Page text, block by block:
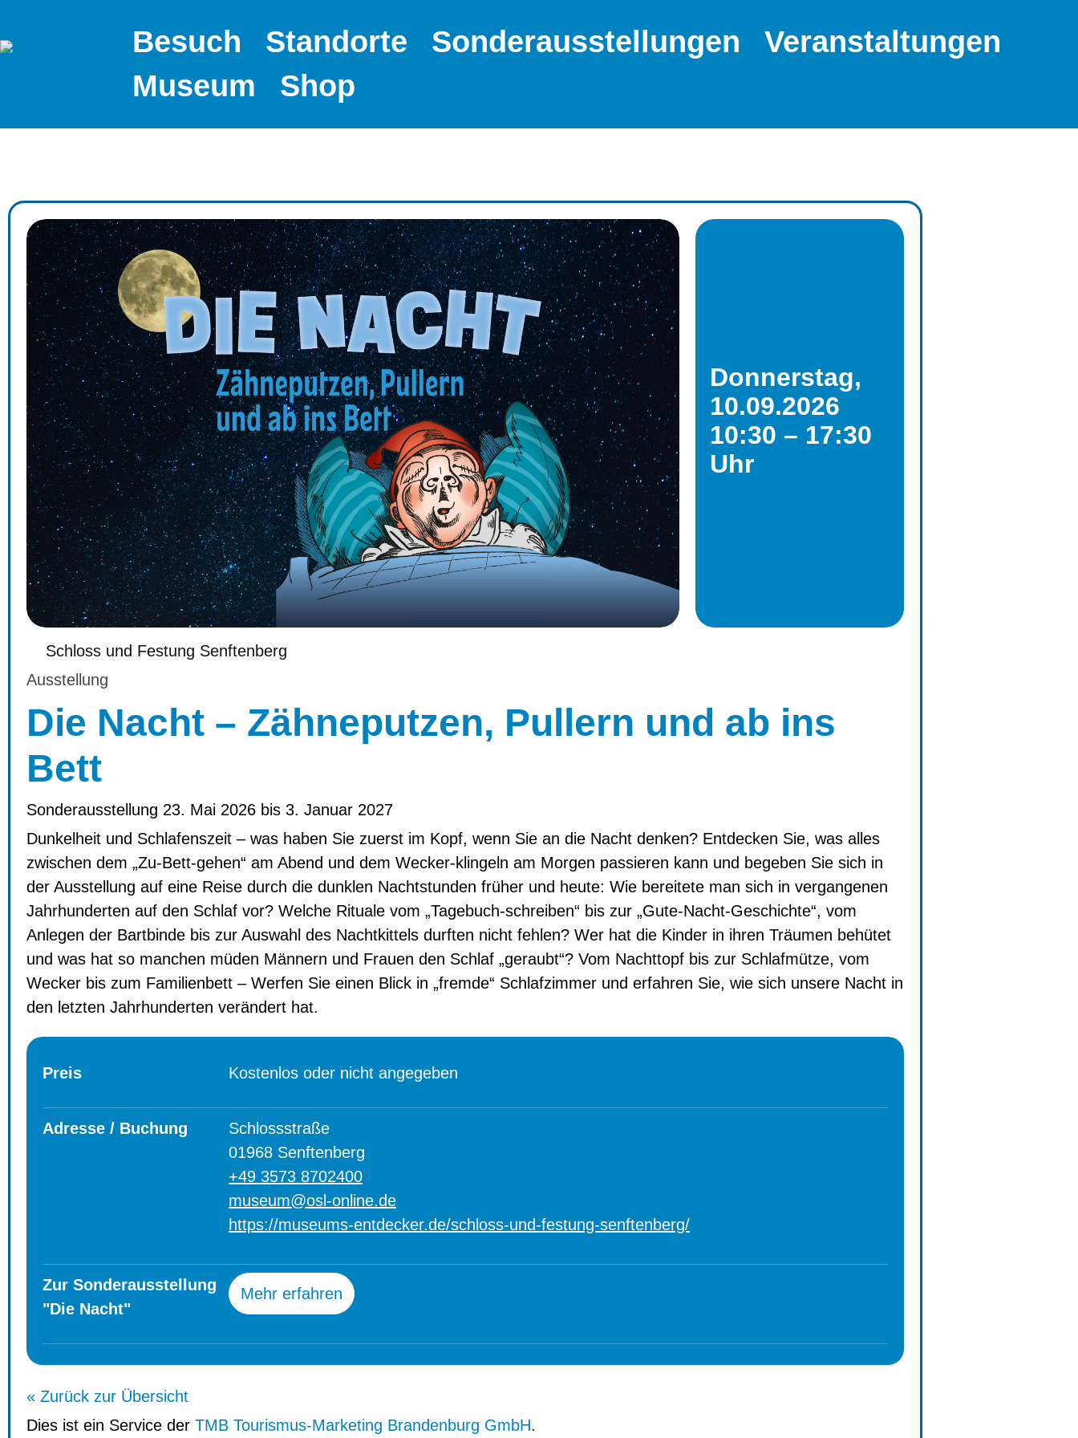
Besuch Standorte Sonderausstellungen
Veranstaltungen
Museum
Shop
Donnerstag,
10.09.2026
10:30 – 17:30
Uhr
Schloss und Festung Senftenberg
Ausstellung
Die Nacht – Zähneputzen, Pullern und ab ins
Bett
Sonderausstellung 23. Mai 2026 bis 3. Januar 2027
Dunkelheit und Schlafenszeit – was haben Sie zuerst im Kopf, wenn Sie an die Nacht denken? Entdecken Sie, was alles
zwischen dem „Zu-Bett-gehen“ am Abend und dem Wecker-klingeln am Morgen passieren kann und begeben Sie sich in
der Ausstellung auf eine Reise durch die dunklen Nachtstunden früher und heute: Wie bereitete man sich in vergangenen
Jahrhunderten auf den Schlaf vor? Welche Rituale vom „Tagebuch-schreiben“ bis zur „Gute-Nacht-Geschichte“, vom
Anlegen der Bartbinde bis zur Auswahl des Nachtkittels durften nicht fehlen? Wer hat die Kinder in ihren Träumen behütet
und was hat so manchen müden Männern und Frauen den Schlaf „geraubt“? Vom Nachttopf bis zur Schlafmütze, vom
Wecker bis zum Familienbett – Werfen Sie einen Blick in „fremde“ Schlafzimmer und erfahren Sie, wie sich unsere Nacht in
den letzten Jahrhunderten verändert hat.
Preis Kostenlos oder nicht angegeben
Adresse / Buchung
Schlossstraße
01968 Senftenberg
+49 3573 8702400
museum@osl-online.de
https://museums-entdecker.de/schloss-und-festung-senftenberg/
Zur Sonderausstellung
"Die Nacht"
Mehr erfahren
« Zurück zur Übersicht
Dies ist ein Service der TMB Tourismus-Marketing Brandenburg GmbH.